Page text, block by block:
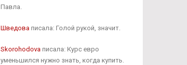
Павла.
Шведоваписала: Голой рукой, значит.
Skorohodovaписала: Курс евро
уменьшился нужно знать, когда купить.